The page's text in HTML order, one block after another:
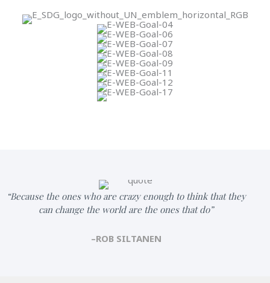
“Because the ones who are crazy enough to think that they
can change the world are the ones that do”
–ROB SILTANEN